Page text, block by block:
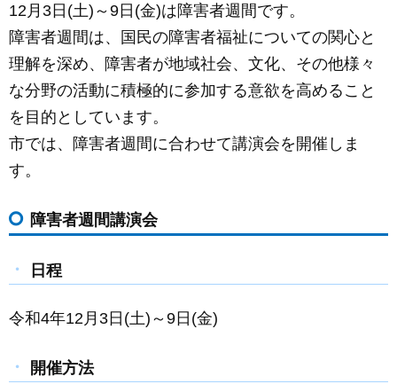
c
e
b
o
o
k
ail ss
e
n
g
er
e
12月3日(土)～9日(金)は障害者週間です。
障害者週間は、国民の障害者福祉についての関心と
理解を深め、障害者が地域社会、文化、その他様々
な分野の活動に積極的に参加する意欲を高めること
を目的としています。
市では、障害者週間に合わせて講演会を開催しま
す。
障害者週間講演会
日程
令和4年12月3日(土)～9日(金)
開催方法